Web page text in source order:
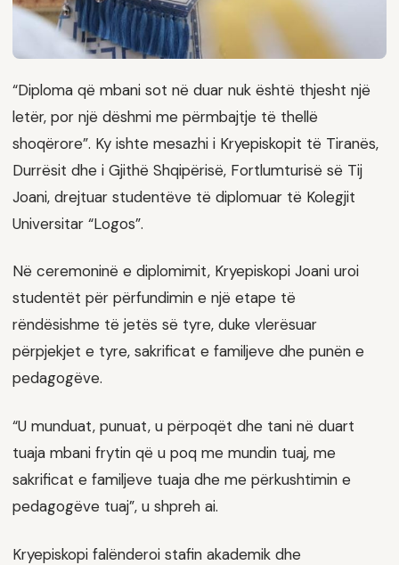
“Diploma që mbani sot në duar nuk është thjesht një
letër, por një dëshmi me përmbajtje të thellë
shoqërore”. Ky ishte mesazhi i Kryepiskopit të Tiranës,
Durrësit dhe i Gjithë Shqipërisë, Fortlumturisë së Tij
Joani, drejtuar studentëve të diplomuar të Kolegjit
Universitar “Logos”.
Në ceremoninë e diplomimit, Kryepiskopi Joani uroi
studentët për përfundimin e një etape të
rëndësishme të jetës së tyre, duke vlerësuar
përpjekjet e tyre, sakrificat e familjeve dhe punën e
pedagogëve.
“U munduat, punuat, u përpoqët dhe tani në duart
tuaja mbani frytin që u poq me mundin tuaj, me
sakrificat e familjeve tuaja dhe me përkushtimin e
pedagogëve tuaj”, u shpreh ai.
Kryepiskopi falënderoi stafin akademik dhe